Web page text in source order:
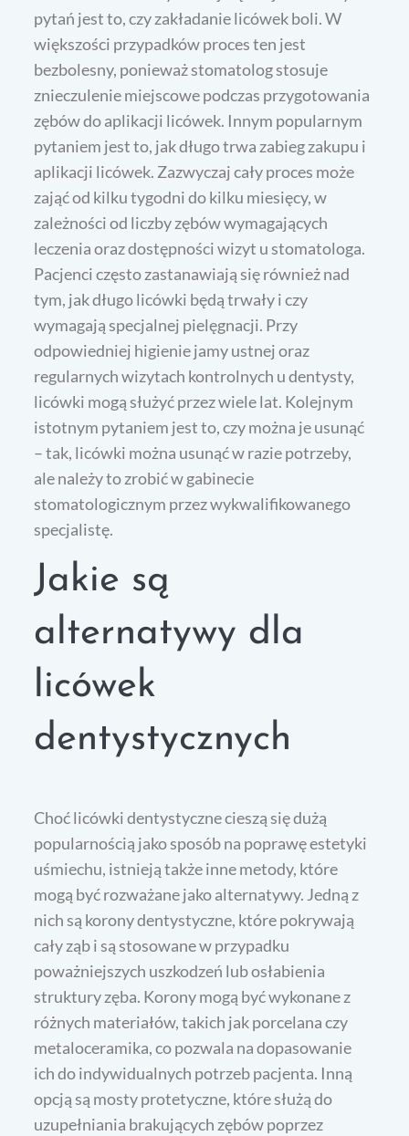
pytań jest to, czy zakładanie licówek boli. W
większości przypadków proces ten jest
bezbolesny, ponieważ stomatolog stosuje
znieczulenie miejscowe podczas przygotowania
zębów do aplikacji licówek. Innym popularnym
pytaniem jest to, jak długo trwa zabieg zakupu i
aplikacji licówek. Zazwyczaj cały proces może
zająć od kilku tygodni do kilku miesięcy, w
zależności od liczby zębów wymagających
leczenia oraz dostępności wizyt u stomatologa.
Pacjenci często zastanawiają się również nad
tym, jak długo licówki będą trwały i czy
wymagają specjalnej pielęgnacji. Przy
odpowiedniej higienie jamy ustnej oraz
regularnych wizytach kontrolnych u dentysty,
licówki mogą służyć przez wiele lat. Kolejnym
istotnym pytaniem jest to, czy można je usunąć
– tak, licówki można usunąć w razie potrzeby,
ale należy to zrobić w gabinecie
stomatologicznym przez wykwalifikowanego
specjalistę.
Jakie są
alternatywy dla
licówek
dentystycznych
Choć licówki dentystyczne cieszą się dużą
popularnością jako sposób na poprawę estetyki
uśmiechu, istnieją także inne metody, które
mogą być rozważane jako alternatywy. Jedną z
nich są korony dentystyczne, które pokrywają
cały ząb i są stosowane w przypadku
poważniejszych uszkodzeń lub osłabienia
struktury zęba. Korony mogą być wykonane z
różnych materiałów, takich jak porcelana czy
metaloceramika, co pozwala na dopasowanie
ich do indywidualnych potrzeb pacjenta. Inną
opcją są mosty protetyczne, które służą do
uzupełniania brakujących zębów poprzez